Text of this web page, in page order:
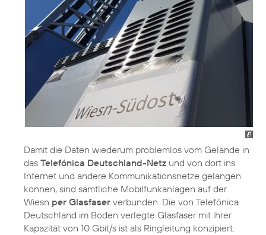
Damit die Daten wiederum problemlos vom Gelände in
das Telefónica Deutschland-Netz und von dort ins
Internet und andere Kommunikationsnetze gelangen
können, sind sämtliche Mobilfunkanlagen auf der
Wiesn per Glasfaser verbunden. Die von Telefónica
Deutschland im Boden verlegte Glasfaser mit ihrer
Kapazität von 10 Gbit/s ist als Ringleitung konzipiert.